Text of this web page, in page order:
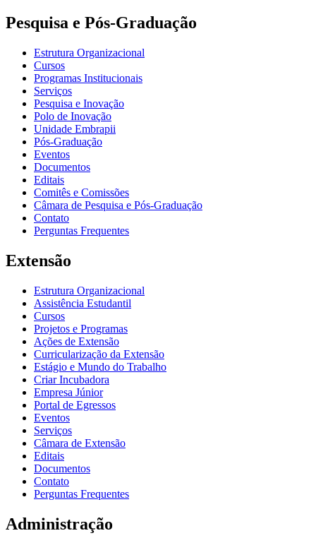
Pesquisa e Pós-Graduação
Estrutura Organizacional
Cursos
Programas Institucionais
Serviços
Pesquisa e Inovação
Polo de Inovação
Unidade Embrapii
Pós-Graduação
Eventos
Documentos
Editais
Comitês e Comissões
Câmara de Pesquisa e Pós-Graduação
Contato
Perguntas Frequentes
Extensão
Estrutura Organizacional
Assistência Estudantil
Cursos
Projetos e Programas
Ações de Extensão
Curricularização da Extensão
Estágio e Mundo do Trabalho
Criar Incubadora
Empresa Júnior
Portal de Egressos
Eventos
Serviços
Câmara de Extensão
Editais
Documentos
Contato
Perguntas Frequentes
Administração